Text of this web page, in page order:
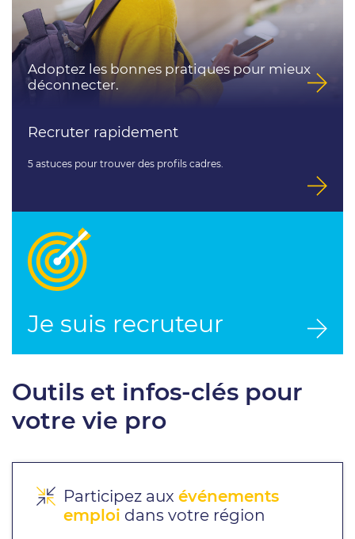
Adoptez les bonnes pratiques pour mieux
déconnecter.
Recruter rapidement
5 astuces pour trouver des profils cadres.
Je suis recruteur
Outils et infos-clés pour
votre vie pro
Participez aux événements
emploi dans votre région